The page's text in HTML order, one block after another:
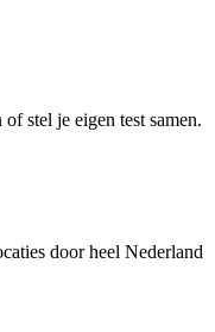
stel je eigen test samen.
door heel Nederland